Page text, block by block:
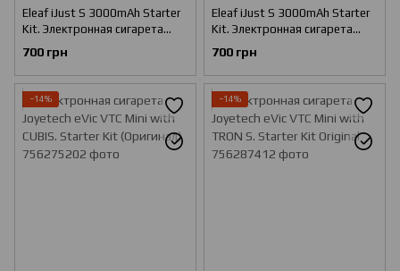
Eleaf iJust S 3000mAh Starter
Kit. Электронная сигарета
(Оригинал) Стальной
700 грн
Eleaf iJust S 3000mAh Starter
Kit. Электронная сигарета
(Оригинал) Черный
700 грн
−14% −14%